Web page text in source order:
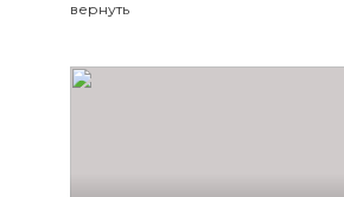
вернуть